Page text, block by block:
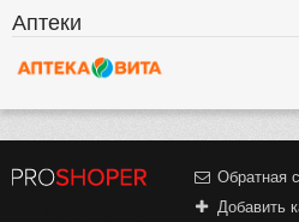
Аптеки
Обратная
Добавить